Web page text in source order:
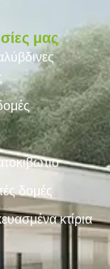
μας
δομές
κτίρια